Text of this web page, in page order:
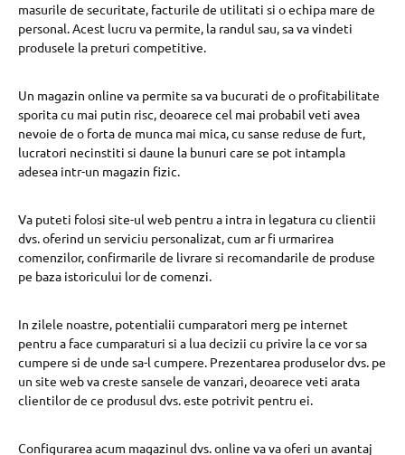
masurile de securitate, facturile de utilitati si o echipa mare de
personal. Acest lucru va permite, la randul sau, sa va vindeti
produsele la preturi competitive.
Un magazin online va permite sa va bucurati de o profitabilitate
sporita cu mai putin risc, deoarece cel mai probabil veti avea
nevoie de o forta de munca mai mica, cu sanse reduse de furt,
lucratori necinstiti si daune la bunuri care se pot intampla
adesea intr-un magazin fizic.
Va puteti folosi site-ul web pentru a intra in legatura cu clientii
dvs. oferind un serviciu personalizat, cum ar fi urmarirea
comenzilor, confirmarile de livrare si recomandarile de produse
pe baza istoricului lor de comenzi.
In zilele noastre, potentialii cumparatori merg pe internet
pentru a face cumparaturi si a lua decizii cu privire la ce vor sa
cumpere si de unde sa-l cumpere. Prezentarea produselor dvs. pe
un site web va creste sansele de vanzari, deoarece veti arata
clientilor de ce produsul dvs. este potrivit pentru ei.
Configurarea acum magazinul dvs. online va va oferi un avantaj